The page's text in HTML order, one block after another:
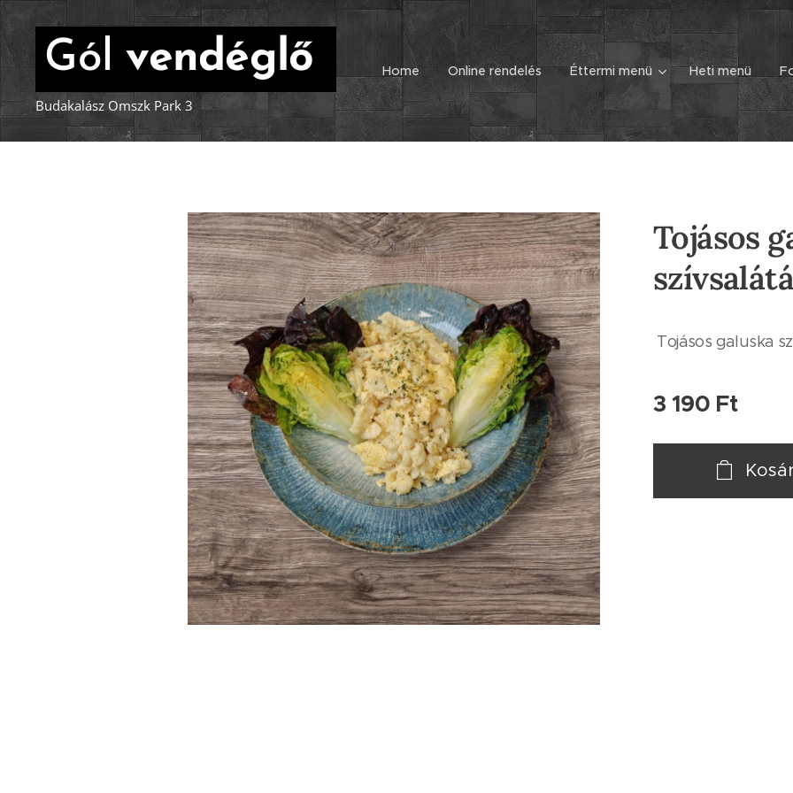
Gólvendéglő
Budakalász Omszk Park 3
Home Online rendelés Éttermi menü Heti menü
Tojásos
Tojásos galuska
3 190 Ft